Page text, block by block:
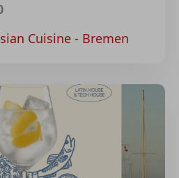
Cuisine - Bremen